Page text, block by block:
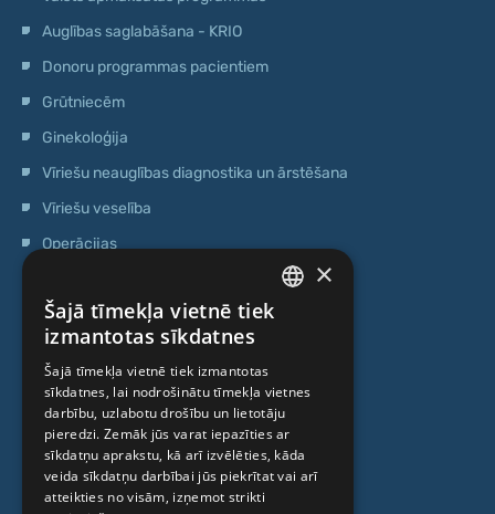
Auglības saglabāšana - KRIO
Donoru programmas pacientiem
Grūtniecēm
Ginekoloģija
Vīriešu neauglības diagnostika un ārstēšana
Vīriešu veselība
Operācijas
Anti-age speciālista konsultācija
Ambulatorais centrs
Cilmes šūnu centrs
PAR MUMS
Kas mēs esam
LATVIAN
RUSSIAN
LITHUANIAN
NORWEGIAN
×
Šajā tīmekļa vietnē tiek
izmantotas sīkdatnes
Šajā tīmekļa vietnē tiek izmantotas
sīkdatnes, lai nodrošinātu tīmekļa vietnes
darbību, uzlabotu drošību un lietotāju
pieredzi. Zemāk jūs varat iepazīties ar
sīkdatņu aprakstu, kā arī izvēlēties, kāda
veida sīkdatņu darbībai jūs piekrītat vai arī
atteikties no visām, izņemot strikti